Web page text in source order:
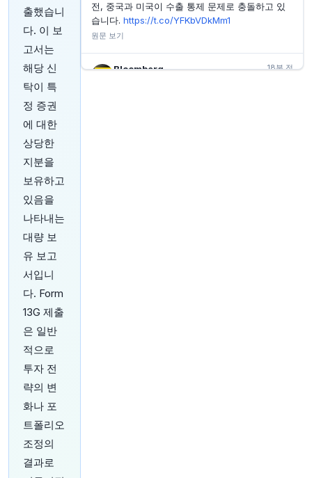
출했습니
다. 이 보
고서는
해당 신
탁이 특
정 증권
에 대한
상당한
지분을
보유하고
있음을
나타내는
대량 보
유 보고
서입니
다. Form
13G 제출
은 일반
적으로
투자 전
략의 변
화나 포
트폴리오
조정의
결과로
전, 중국과 미국이 수출 통제 문제로 충돌하고 있
습니다. https://t.co/YFKbVDkMm1
원문 보기
Bloomberg 18분 전